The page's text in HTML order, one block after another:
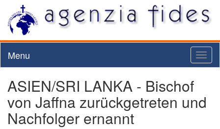
Menu
ASIEN/SRI LANKA - Bischof
von Jaffna zurückgetreten und
Nachfolger ernannt